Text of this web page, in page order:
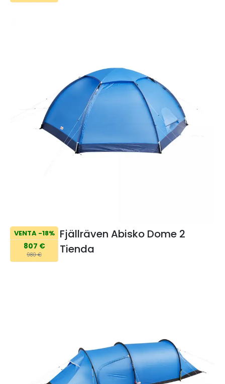
VENTA -18%
807 €
980 €
Fjällräven Abisko Dome 2
Tienda